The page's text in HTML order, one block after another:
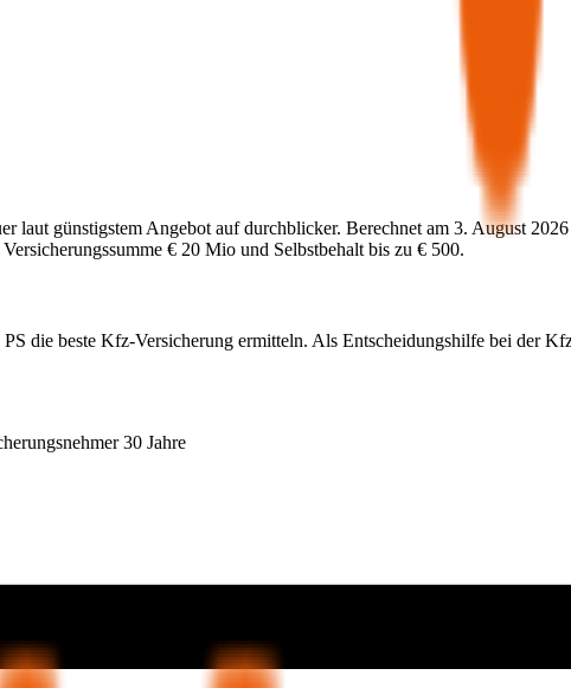
laut günstigstem Angebot auf durchblicker. Berechnet am 3. August 2026
€ 20 Mio und Selbstbehalt bis zu € 500.
PS die beste Kfz-Versicherung ermitteln. Als Entscheidungshilfe bei der
30 Jahre